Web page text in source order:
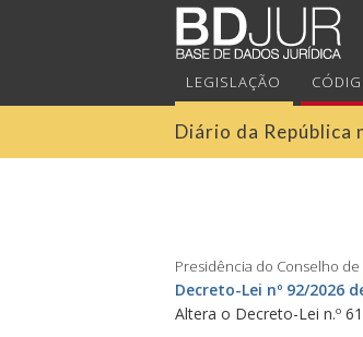
LEGISLAÇÃO
Diário da República
Presidência do Conselho
Decreto-Lei nº 92/2026
Altera o Decreto-Lei n.º